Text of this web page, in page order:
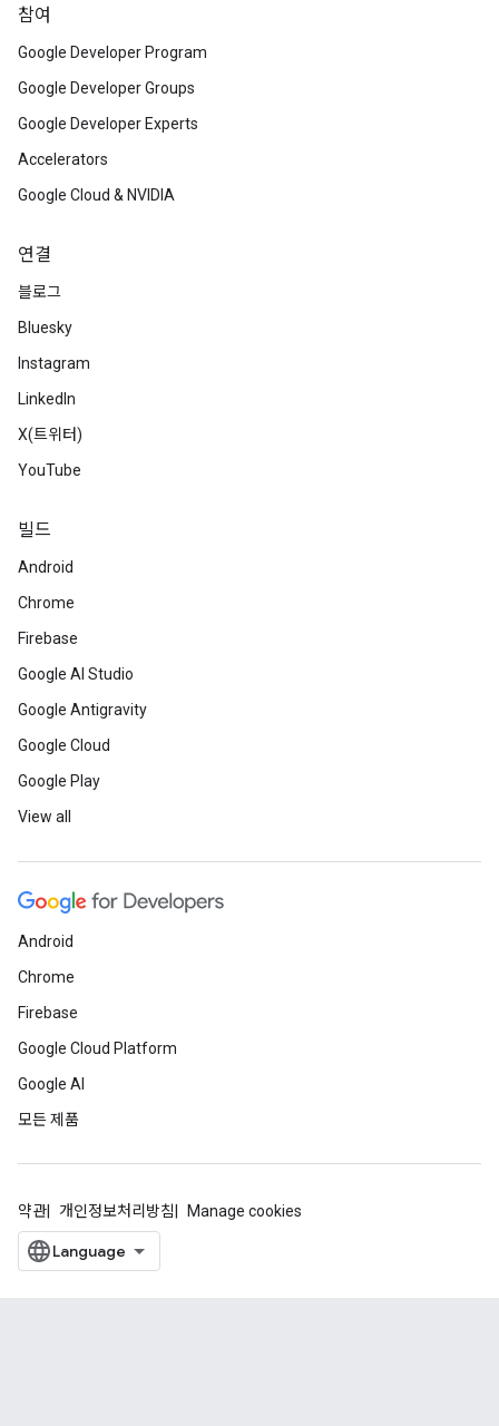
참여
Google Developer Program
Google Developer Groups
Google Developer Experts
Accelerators
Google Cloud & NVIDIA
연결
블로그
Bluesky
Instagram
LinkedIn
X(트위터)
YouTube
빌드
Android
Chrome
Firebase
Google AI Studio
Google Antigravity
Google Cloud
Google Play
View all
Android
Chrome
Firebase
Google Cloud Platform
Google AI
모든 제품
약관 개인정보처리방침 Manage cookies